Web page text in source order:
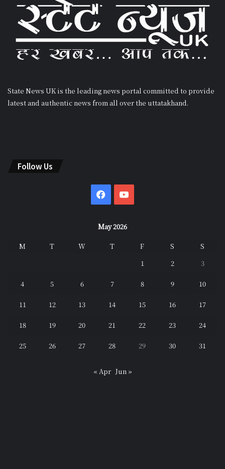
State News UK is the leading news portal committed to provide
latest and authentic news from all over the uttatakhand.
Follow Us
Facebook
May 2026
M T W T F S
S
1
2 3
4 5 6 7 8 9 10
11 12 13 14 15 16 17
18 19 20 21 22 23 24
25 26 27 28 29 30 31
« Apr Jun »